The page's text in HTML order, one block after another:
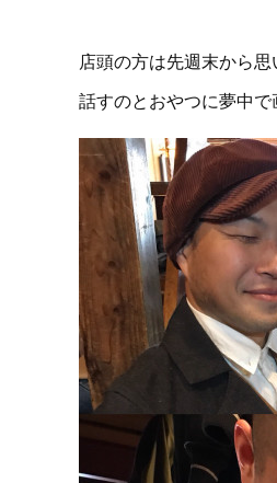
店頭の方は先週末から
話すのとおやつに夢中